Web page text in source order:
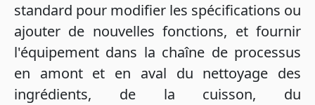
standard pour modifier les spécifications ou
ajouter de nouvelles fonctions, et fournir
l'équipement dans la chaîne de processus
en amont et en aval du nettoyage des
ingrédients, de la cuisson, du